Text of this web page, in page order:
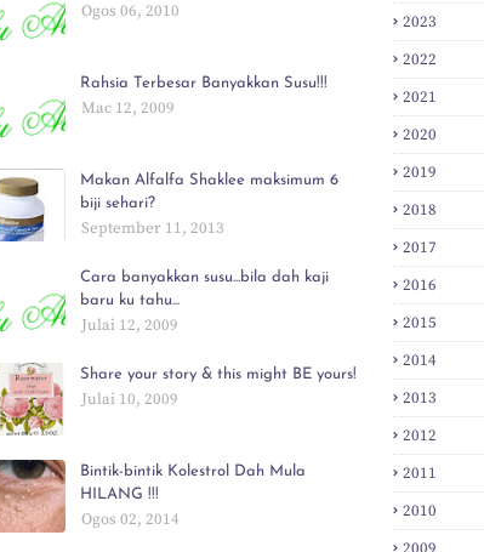
Ogos 06, 2010
Rahsia Terbesar Banyakkan Susu!!!
Mac 12, 2009
Makan Alfalfa Shaklee maksimum 6
biji sehari?
September 11, 2013
Cara banyakkan susu...bila dah kaji
baru ku tahu...
Julai 12, 2009
Share your story & this might BE yours!
Julai 10, 2009
Bintik-bintik Kolestrol Dah Mula
HILANG !!!
Ogos 02, 2014
2023
2022
2021
2020
2019
2018
2017
2016
2015
2014
2013
2012
2011
2010